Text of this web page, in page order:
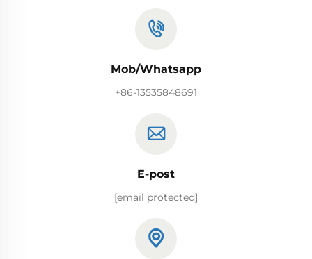
Mob/Whatsapp
+86-13535848691
E-post
[email protected]